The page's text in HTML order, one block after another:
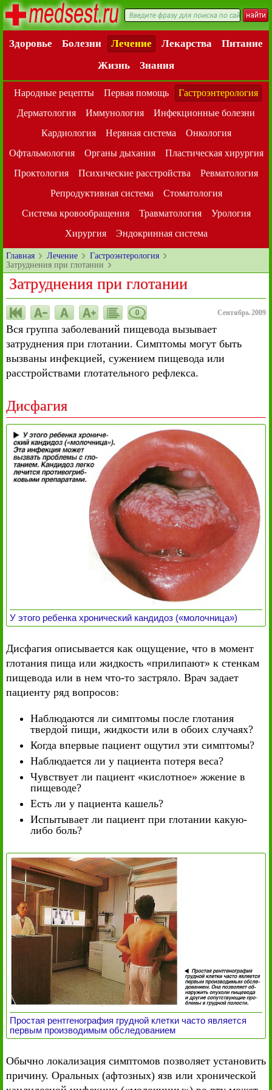
Здоровье Болезни Лечение Лекарства
Питание
Жизнь
Знания
Народные рецепты Первая помощь
Гастроэнтерология
Дерматология
Иммунология
Инфекционные болезни
Кардиология
Нервная система
Онкология
Офтальмология
Органы дыхания
Пластическая хирургия
Проктология
Психические расстройства
Ревматология
Репродуктивная система
Стоматология
Система кровообращения
Травматология
Урология
Хирургия
Эндокринная система
Главная Лечение
Гастроэнтерология
Затруднения при глотании
Затруднения при глотании
0 Сентябрь 2009
Вся группа заболеваний пищевода вызывает
затруднения при глотании. Симптомы могут быть
вызваны инфекцией, сужением пищевода или
расстройствами глотательного рефлекса.
Дисфагия
У этого ребенка хронический кандидоз («молочница»)
Дисфагия описывается как ощущение, что в момент
глотания пища или жидкость «прилипают» к стенкам
пищевода или в нем что-то застряло. Врач задает
пациенту ряд вопросов:
Наблюдаются ли симптомы после глотания
твердой пищи, жидкости или в обоих случаях?
Когда впервые пациент ощутил эти симптомы?
Наблюдается ли у пациента потеря веса?
Чувствует ли пациент «кислотное» жжение в
пищеводе?
Есть ли у пациента кашель?
Испытывает ли пациент при глотании какую-
либо боль?
Простая рентгенография грудной клетки часто является
первым производимым обследованием
Обычно локализация симптомов позволяет установить
причину. Оральных (афтозных) язв или хронической